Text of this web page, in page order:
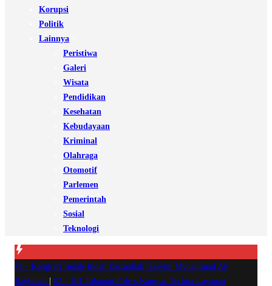
Korupsi
Politik
Lainnya
Peristiwa
Galeri
Wisata
Pendidikan
Kesehatan
Kebudayaan
Kriminal
Olahraga
Otomotif
Parlemen
Pemerintah
Sosial
Teknologi
#1 - Kaligrafi Indah-Indah Basmallah Hasyim Muhammad Al-
Baghdadi
#2 - 101 Tahanan Polres Kampar Terima Layanan